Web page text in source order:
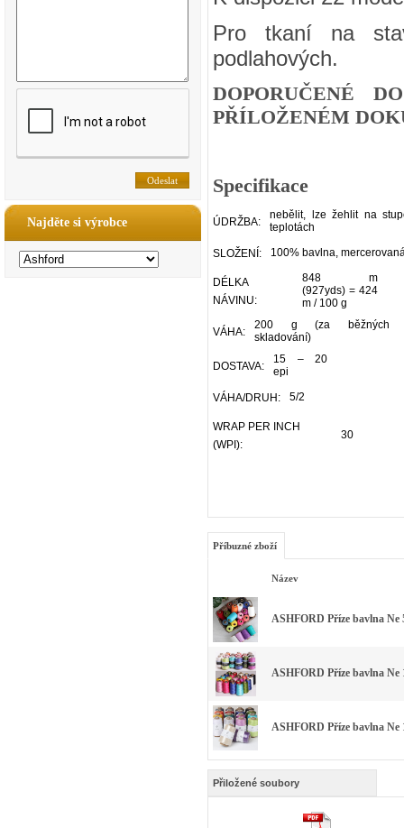
Najděte si výrobce
Pro tkaní na
podlahových.
DOPORUČENÉ
PŘÍLOŽENÉM
Specifikace
ÚDRŽBA:
nebělit, lze žehlit na
teplotách
SLOŽENÍ: 100% bavlna,
DÉLKA
NÁVINU:
848 m
(927yds) = 424
m / 100 g
VÁHA:
200 g (za běžných
skladování)
DOSTAVA:
15 – 20
epi
VÁHA/DRUH: 5/2
WRAP PER INCH
(WPI):
30
Příbuzné zboží
Název
ASHFORD Příze bavlna Ne
ASHFORD Příze bavlna Ne
ASHFORD Příze bavlna Ne
Přiložené soubory